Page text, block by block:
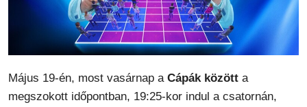
Május 19-én, most vasárnap a Cápák között a
megszokott időpontban, 19:25-kor indul a csatornán,